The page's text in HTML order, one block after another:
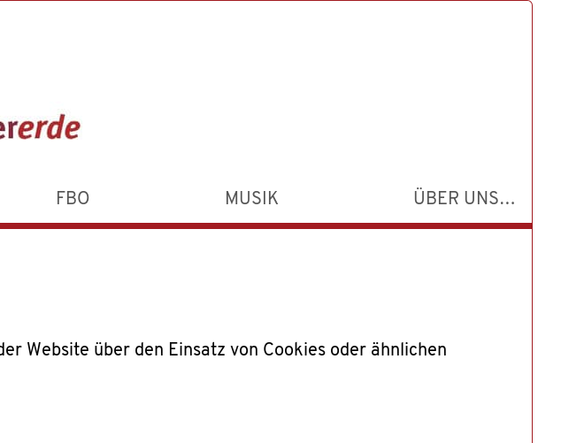
FBO MUSIK ÜBER UNS…
Website über den Einsatz von Cookies oder ähnlichen